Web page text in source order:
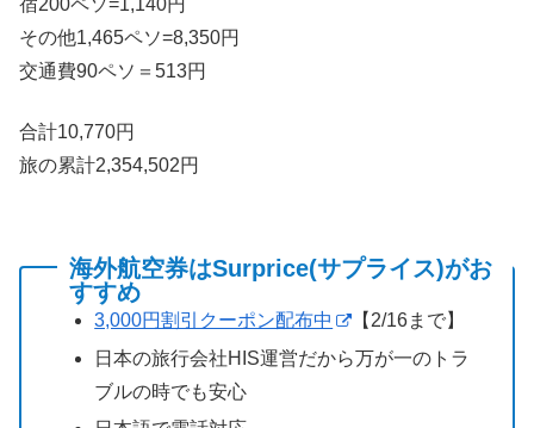
宿200ペソ=1,140円
その他1,465ペソ=8,350円
交通費90ペソ＝513円
合計10,770円
旅の累計2,354,502円
海外航空券はSurprice(サプライス)がお
すすめ
3,000円割引クーポン配布中
【2/16まで】
日本の旅行会社HIS運営だから万が一のトラ
ブルの時でも安心